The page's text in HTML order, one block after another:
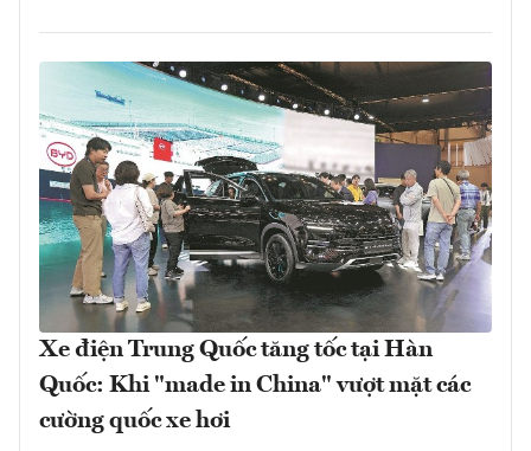
Xe điện Trung Quốc tăng tốc tại Hàn
Quốc: Khi "made in China" vượt mặt các
cường quốc xe hơi